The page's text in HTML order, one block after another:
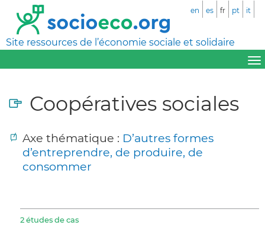
Site ressources de l’économie sociale et solidaire
en es fr pt it
Coopératives sociales
Axe thématique : D’autres formes
d’entreprendre, de produire, de
consommer
2 études de cas